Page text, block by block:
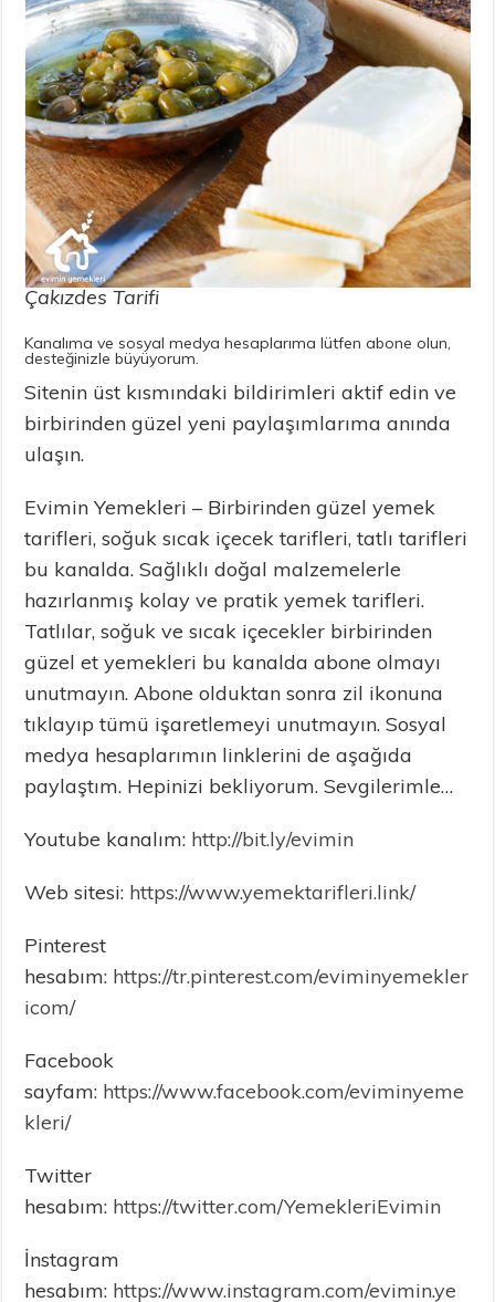
Çakızdes Tarifi
Kanalıma ve sosyal medya hesaplarıma lütfen abone olun,
desteğinizle büyüyorum.
Sitenin üst kısmındaki bildirimleri aktif edin ve
birbirinden güzel yeni paylaşımlarıma anında
ulaşın.
Evimin Yemekleri – Birbirinden güzel yemek
tarifleri, soğuk sıcak içecek tarifleri, tatlı tarifleri
bu kanalda. Sağlıklı doğal malzemelerle
hazırlanmış kolay ve pratik yemek tarifleri.
Tatlılar, soğuk ve sıcak içecekler birbirinden
güzel et yemekleri bu kanalda abone olmayı
unutmayın. Abone olduktan sonra zil ikonuna
tıklayıp tümü işaretlemeyi unutmayın. Sosyal
medya hesaplarımın linklerini de aşağıda
paylaştım. Hepinizi bekliyorum. Sevgilerimle…
Youtube kanalım: http://bit.ly/evimin
Web sitesi: https://www.yemektarifleri.link/
Pinterest
hesabım: https://tr.pinterest.com/eviminyemekler
icom/
Facebook
sayfam: https://www.facebook.com/eviminyeme
kleri/
Twitter
hesabım: https://twitter.com/YemekleriEvimin
İnstagram
hesabım: https://www.instagram.com/evimin.ye